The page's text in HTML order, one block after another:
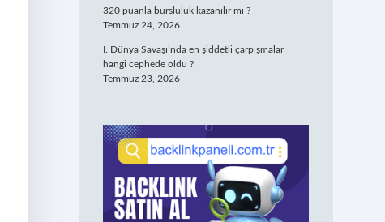
320 puanla bursluluk kazanılır mı ?
Temmuz 24, 2026
I. Dünya Savaşı’nda en şiddetli çarpışmalar
hangi cephede oldu ?
Temmuz 23, 2026